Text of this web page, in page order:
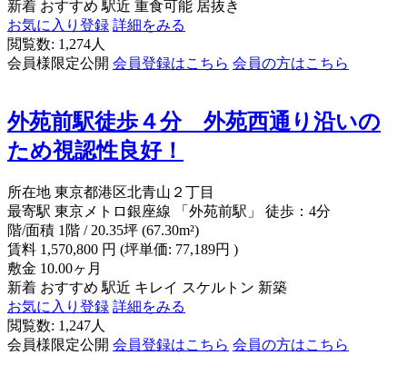
新着 おすすめ 駅近 重食可能 居抜き
お気に入り登録 詳細をみる
閲覧数: 1,274人
会員様限定公開 会員登録はこちら 会員の方はこちら
外苑前駅徒歩４分 外苑西通り沿いの
ため視認性良好！
所在地 東京都港区北青山２丁目
最寄駅 東京メトロ銀座線 「外苑前駅」 徒歩：4分
階/面積 1階 / 20.35坪 (67.30m²)
賃料 1,570,800 円 (坪単価: 77,189円 )
敷金 10.00ヶ月
新着 おすすめ 駅近 キレイ スケルトン 新築
お気に入り登録 詳細をみる
閲覧数: 1,247人
会員様限定公開 会員登録はこちら 会員の方はこちら